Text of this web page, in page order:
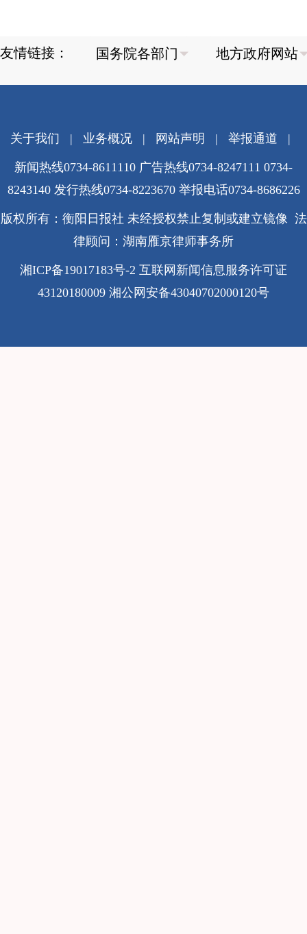
友情链接：
关于我们 | 业务概况| 网站声明 | 举报通道 |
新闻热线0734-8611110 广告热线0734-8247111 0734-
8243140 发行热线0734-8223670 举报电话0734-8686226
版权所有：衡阳日报社 未经授权禁止复制或建立镜像 法
律顾问：湖南雁京律师事务所
湘ICP备19017183号-2 互联网新闻信息服务许可证
43120180009 湘公网安备43040702000120号